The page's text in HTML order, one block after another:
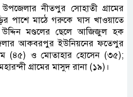
নীতপুর সোহাতী গ্রামের
পাশে মাঠে গরুকে ঘাস খাওয়াতে
উদ্দিন মণ্ডলের ছেলে আজিজুল হক
আকবরপুর ইউনিয়নের ফতেপুর
(৪৫) ও মোতাহার হোসেন (৩৫);
গ্রামের মাসুদ রানা (১৯)।